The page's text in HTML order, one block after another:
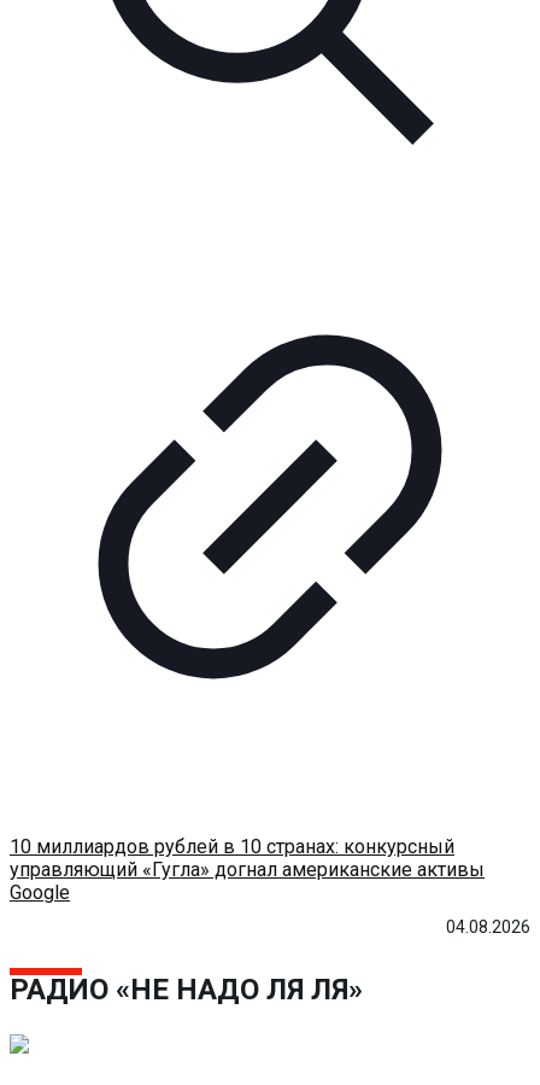
04.08.2026
10 миллиардов рублей в 10 странах: конкурсный
управляющий «Гугла» догнал американские активы
Google
РАДИО «НЕ НАДО ЛЯ ЛЯ»